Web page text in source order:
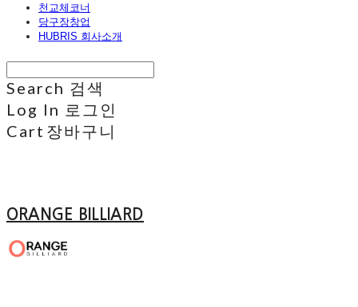
천교체코너
당구장창업
HUBRIS 회사소개
Search 검색
Log In 로그인
Cart 장바구니
ORANGE BILLIARD